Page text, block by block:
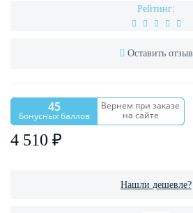
Рейтинг:
Оставить отзыв
45
Бонусных баллов
Вернем при заказе
на сайте
4 510 ₽
Нашли дешевле?